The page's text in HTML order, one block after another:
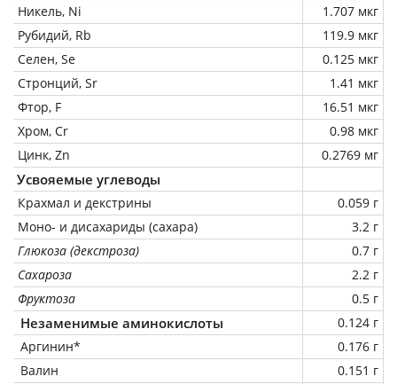
Никель, Ni
1.707 мкг
Рубидий, Rb
119.9 мкг
Селен, Se
0.125 мкг
Стронций, Sr
1.41 мкг
Фтор, F
16.51 мкг
Хром, Cr
0.98 мкг
Цинк, Zn
0.2769 мг
Усвояемые углеводы
Крахмал и декстрины
0.059 г
Моно- и дисахариды (сахара)
3.2 г
Глюкоза (декстроза)
0.7 г
Сахароза
2.2 г
Фруктоза
0.5 г
Незаменимые аминокислоты
0.124 г
Аргинин*
0.176 г
Валин
0.151 г